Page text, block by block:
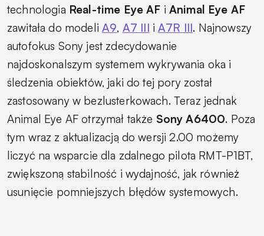
technologia Real-time Eye AF i Animal Eye AF
zawitała do modeliA9, A7 III iA7R III. Najnowszy
autofokus Sony jest zdecydowanie
najdoskonalszym systemem wykrywania oka i
śledzenia obiektów, jaki do tej pory został
zastosowany w bezlusterkowach. Teraz jednak
Animal Eye AF otrzymał także Sony A6400. Poza
tym wraz z aktualizacją do wersji 2.00 możemy
liczyć na wsparcie dla zdalnego pilota RMT-P1BT,
zwiększoną stabilność i wydajność, jak również
usunięcie pomniejszych błędów systemowych.